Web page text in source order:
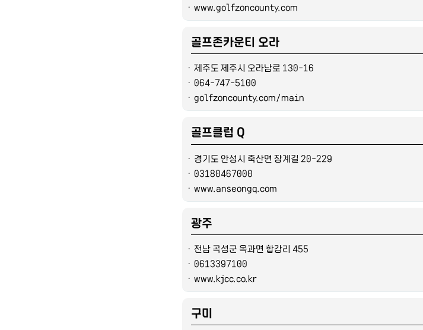
ㆍ www.golfzoncounty.com
골프존카운티 오라
ㆍ 제주도 제주시 오라남로 130-16
ㆍ 064-747-5100
ㆍ golfzoncounty.com/main
골프클럽 Q
ㆍ 경기도 안성시 죽산면 장계길 20-229
ㆍ 03180467000
ㆍ www.anseongq.com
광주
ㆍ 전남 곡성군 옥과면 합강리 455
ㆍ 0613397100
ㆍ www.kjcc.co.kr
구미